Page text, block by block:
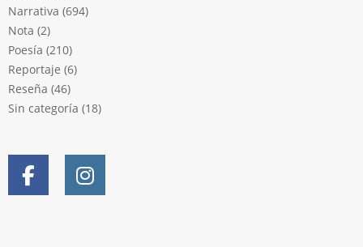
Narrativa (694)
Nota (2)
Poesía (210)
Reportaje (6)
Reseña (46)
Sin categoría (18)